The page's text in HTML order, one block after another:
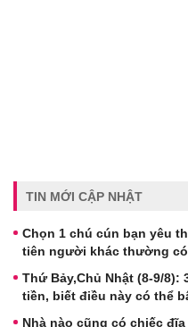
TIN MỚI CẬP NHẬT
Chọn 1 chú cún bạn yêu
tiên người khác thường có
Thứ Bảy,Chủ Nhật (8-9/
tiền, biết điều này có thể
Nhà nào cũng có chiếc